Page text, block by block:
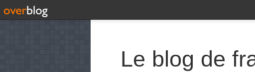
Le blog de